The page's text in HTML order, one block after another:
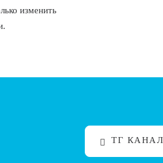
изменить
ТГ КАНАЛ